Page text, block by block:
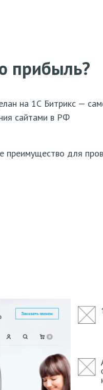
прибыль?
на 1С Битрикс —
сайтами в РФ
преимущество для